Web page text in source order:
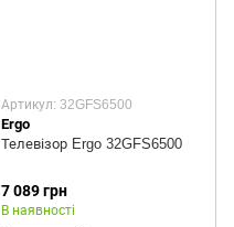
Артикул: 32GFS6500
Ergo
Телевізор Ergo 32GFS6500
7 089 грн
В наявності